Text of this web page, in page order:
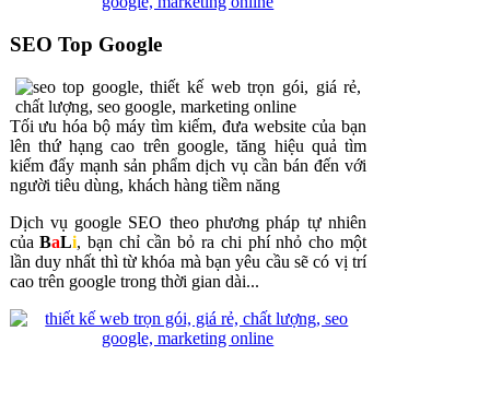
SEO Top Google
Tối ưu hóa bộ máy tìm kiếm, đưa website của bạn
lên thứ hạng cao trên google, tăng hiệu quả tìm
kiếm đẩy mạnh sản phẩm dịch vụ cần bán đến với
người tiêu dùng, khách hàng tiềm năng
Dịch vụ google SEO theo phương pháp tự nhiên
củaBaLi, bạn chỉ cần bỏ ra chi phí nhỏ cho một
lần duy nhất thì từ khóa mà bạn yêu cầu sẽ có vị trí
cao trên google trong thời gian dài...